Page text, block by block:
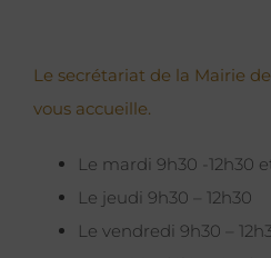
Le secrétariat de la Mairie
vous accueille.
Le mardi 9h30 -12h30
Le jeudi 9h30 – 12h30
Le vendredi 9h30 –